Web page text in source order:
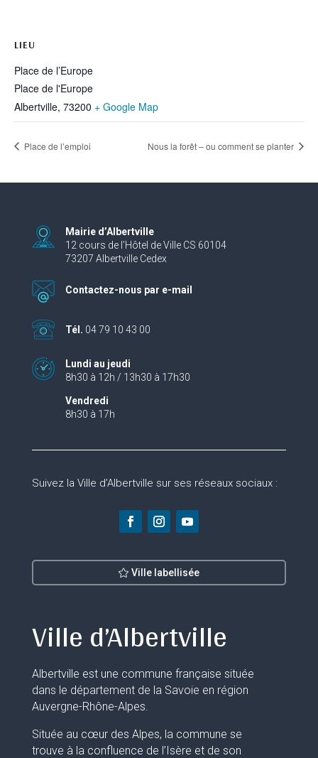
LIEU
Place de l’Europe
Place de l'Europe
Albertville, 73200 + Google Map
Place de l’emploi Nous la forêt – ou comment se planter
Mairie d’Albertville
12 cours de l’Hôtel de Ville CS 60104
73207 Albertville Cedex
Contactez-nous par e-mail
Tél. 04 79 10 43 00
Lundi au jeudi
8h30 à 12h / 13h30 à 17h30
Vendredi
8h30 à 17h
Suivez la Ville d’Albertville sur ses réseaux sociaux :
Ville labellisée
Ville d’Albertville
Albertville est une commune française située
dans le département de la Savoie en région
Auvergne-Rhône-Alpes.
Située au cœur des Alpes, la commune se
trouve à la confluence de l’Isère et de son